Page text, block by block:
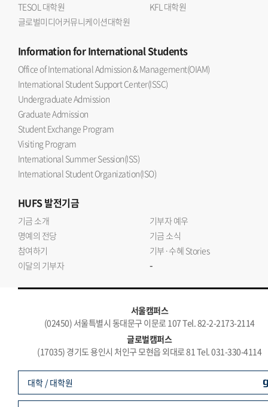
TESOL 대학원
KFL 대학원
글로벌미디어커뮤니케이션대학원
Informationfor International Students
Office of International Admission & Management(OIAM)
International Student Support Center(ISSC)
Undergraduate Admission
Graduate Admission
Student Exchange Program
Visiting Program
International Summer Session(ISS)
International Student Organization(ISO)
HUFS발전기금
기금 소개
기부자 예우
명예의 전당
기금 소식
참여하기
기부·수혜 Stories
이달의 기부자
-
서울캠퍼스
(02450) 서울특별시 동대문구 이문로 107 Tel. 82-2-2173-2114
글로벌캠퍼스
(17035) 경기도 용인시 처인구 모현읍 외대로 81 Tel. 031-330-4114
대학 / 대학원